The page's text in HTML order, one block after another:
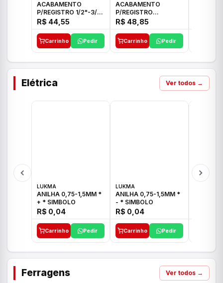
ACABAMENTO
P/REGISTRO 1/2"-3/4"
E 1"C21.PQ DECA
R$ 44,55
Carrinho Pedir
ACABAMENTO
P/REGISTRO
1/2"-3/4"-1" ACB M
CS 33 ICO
R$ 48,85
Carrinho Pedir
Elétrica Ver todos →
LUKMA
ANILHA 0,75-1,5MM *
+ * SIMBOLO
R$ 0,04
Carrinho Pedir
LUKMA
ANILHA 0,75-1,5MM *
- * SIMBOLO
R$ 0,04
Carrinho Pedir
Ferragens Ver todos →